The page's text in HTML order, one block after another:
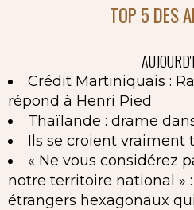
TOP 5 DES
Crédit Martiniquais :
répond à Henri Pied
Thaïlande : drame
Ils se croient vraiment
« Ne vous considérez
notre territoire national »
étrangers hexagonaux